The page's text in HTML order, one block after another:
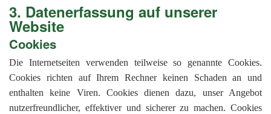
3. Datenerfassung auf unserer
Website
Cookies
Die Internetseiten verwenden teilweise so genannte Cookies.
Cookies richten auf Ihrem Rechner keinen Schaden an und
enthalten keine Viren. Cookies dienen dazu, unser Angebot
nutzerfreundlicher, effektiver und sicherer zu machen. Cookies